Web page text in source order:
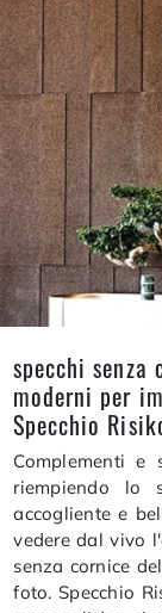
specchi senza
moderni per
Specchio
Complementi e
riempiendo lo
accogliente e
vedere dal vivo
senza cornice
foto. Specchio